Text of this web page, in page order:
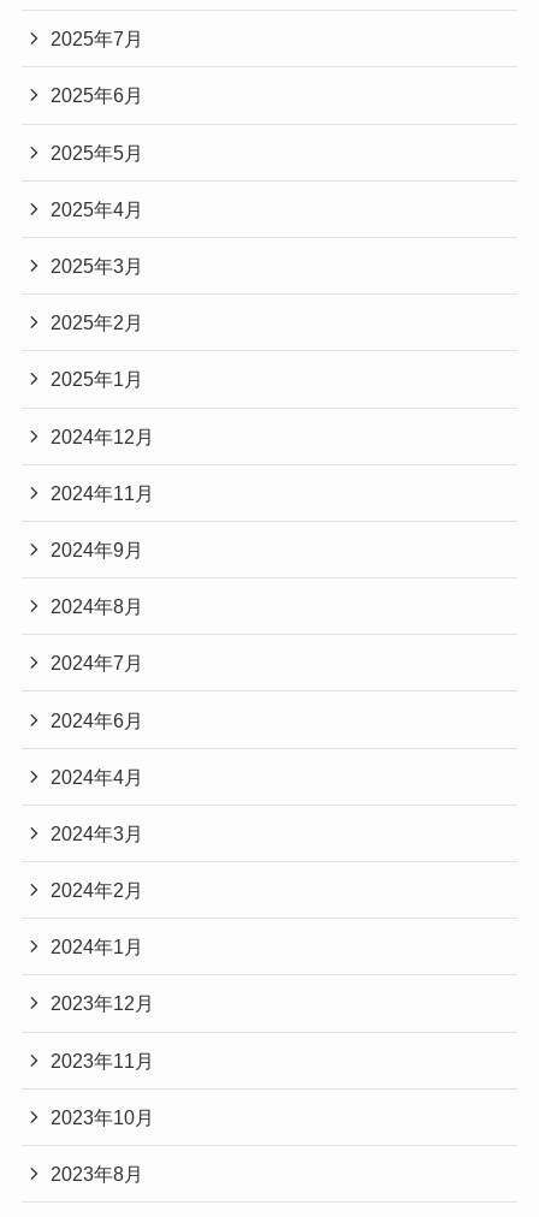
2025年7月
2025年6月
2025年5月
2025年4月
2025年3月
2025年2月
2025年1月
2024年12月
2024年11月
2024年9月
2024年8月
2024年7月
2024年6月
2024年4月
2024年3月
2024年2月
2024年1月
2023年12月
2023年11月
2023年10月
2023年8月